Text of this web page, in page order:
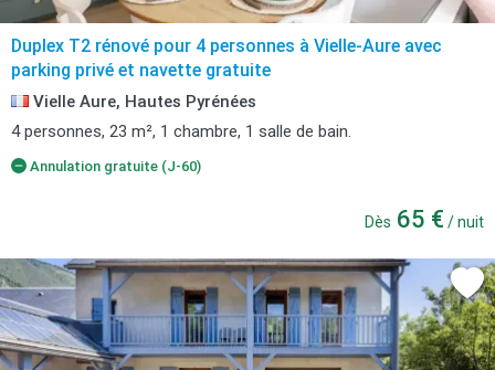
Duplex T2 rénové pour 4 personnes à Vielle-Aure avec
parking privé et navette gratuite
Vielle Aure, Hautes Pyrénées
4 personnes, 23 m², 1 chambre, 1 salle de bain.
Annulation gratuite (J-60)
Dès 65 € / nuit